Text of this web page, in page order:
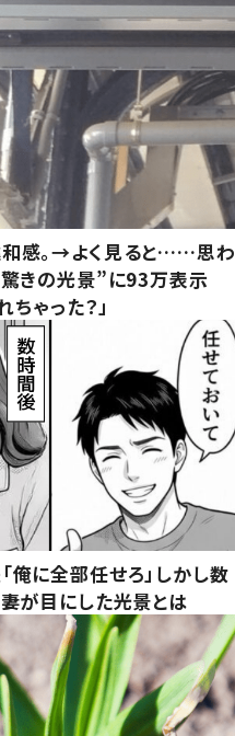
感。→よく見ると……思わ
きの光景”に93万表示
ちゃった？」
に全部任せろ」しかし数
が目にした光景とは